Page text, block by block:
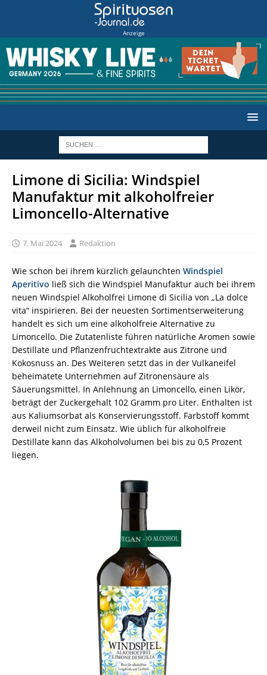
Anzeige
Limone di Sicilia: Windspiel
Manufaktur mit alkoholfreier
Limoncello-Alternative
7. Mai 2024 Redaktion
Wie schon bei ihrem kürzlich gelaunchten Windspiel
Aperitivo ließ sich die Windspiel Manufaktur auch bei ihrem
neuen Windspiel Alkoholfrei Limone di Sicilia von „La dolce
vita“ inspirieren. Bei der neuesten Sortimentserweiterung
handelt es sich um eine alkoholfreie Alternative zu
Limoncello. Die Zutatenliste führen natürliche Aromen sowie
Destillate und Pflanzenfruchtextrakte aus Zitrone und
Kokosnuss an. Des Weiteren setzt das in der Vulkaneifel
beheimatete Unternehmen auf Zitronensäure als
Säuerungsmittel. In Anlehnung an Limoncello, einen Likör,
beträgt der Zuckergehalt 102 Gramm pro Liter. Enthalten ist
aus Kaliumsorbat als Konservierungsstoff. Farbstoff kommt
derweil nicht zum Einsatz. Wie üblich für alkoholfreie
Destillate kann das Alkoholvolumen bei bis zu 0,5 Prozent
liegen.